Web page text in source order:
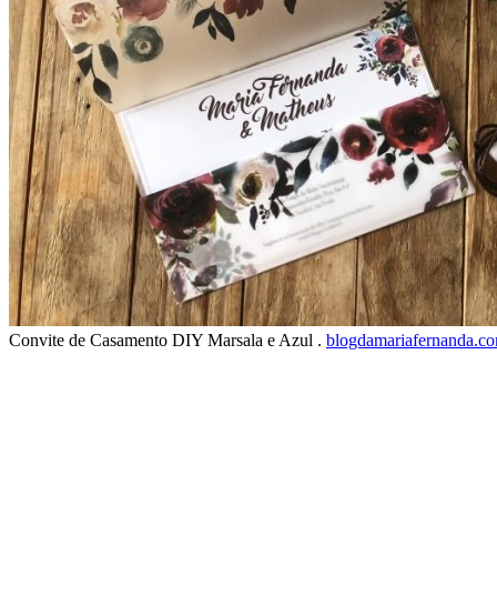
Convite de Casamento DIY Marsala e Azul .